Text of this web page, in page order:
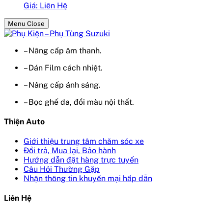
Giá: Liên Hệ
Menu Close
– Nâng cấp âm thanh.
– Dán Film cách nhiệt.
– Nâng cấp ánh sáng.
– Bọc ghế da, đổi màu nội thất.
Thiện Auto
Giới thiệu trung tâm chăm sóc xe
Đổi trả, Mua lại, Bảo hành
Hướng dẫn đặt hàng trực tuyến
Câu Hỏi Thường Gặp
Nhận thông tin khuyến mại hấp dẫn
Liên Hệ